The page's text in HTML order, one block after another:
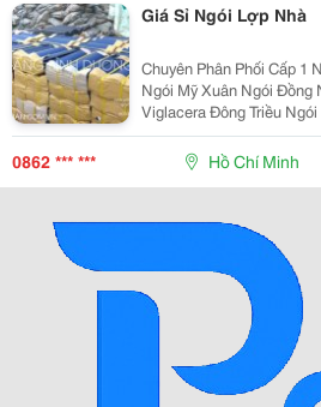
Giá Sỉ Ngói Lợp Nhà
Chuyên Phân Phối Cấp 1
Ngói Mỹ Xuân Ngói Đồng Nai Ngói Hạ Long Ngói
Viglacera Đông Triều Ngói Nippon/ Gs Ngói M&Amp;C
Bình Dương Www.ngoimyxuan.com.vn
Www.gachhalong.com/
0862 *** *** Hồ Chí Minh